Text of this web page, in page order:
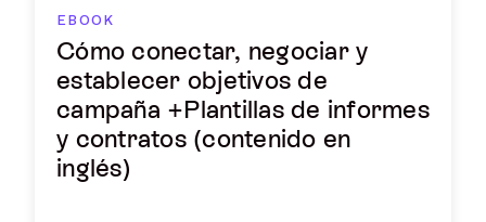
EBOOK
Cómo conectar, negociar y
establecer objetivos de
campaña +Plantillas de informes
y contratos (contenido en
inglés)